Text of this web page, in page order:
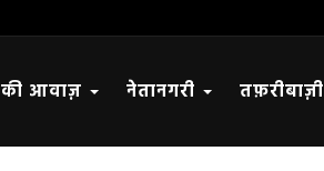
आवाज़ नेतानगरी तफ़रीबाज़ी